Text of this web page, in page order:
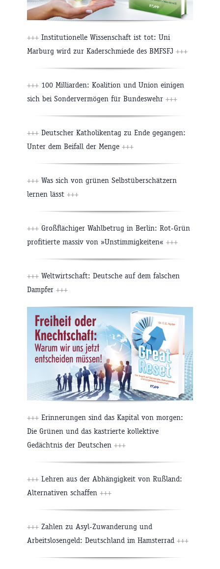
+++ Institutionelle Wissenschaft ist tot: Uni
Marburg wird zur Kaderschmiede des BMFSFJ +++
+++ 100 Milliarden: Koalition und Union einigen
sich bei Sondervermögen für Bundeswehr +++
+++ Deutscher Katholikentag zu Ende gegangen:
Unter dem Beifall der Menge +++
+++ Was sich von grünen Selbstüberschätzern
lernen lässt +++
+++ Großflächiger Wahlbetrug in Berlin: Rot-Grün
profitierte massiv von »Unstimmigkeiten« +++
+++ Weltwirtschaft: Deutsche auf dem falschen
Dampfer +++
+++ Erinnerungen sind das Kapital von morgen:
Die Grünen und das kastrierte kollektive
Gedächtnis der Deutschen +++
+++ Lehren aus der Abhängigkeit von Rußland:
Alternativen schaffen +++
+++ Zahlen zu Asyl-Zuwanderung und
Arbeitslosengeld: Deutschland im Hamsterrad +++